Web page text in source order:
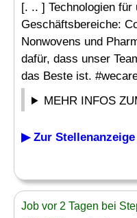
[. .. ] Technologien für
Geschäftsbereiche:
Nonwovens und
dafür, dass unser
das Beste ist.
MEHR INFOS
▶ Zur Stellenanzeige
Job vor 2 Tagen bei